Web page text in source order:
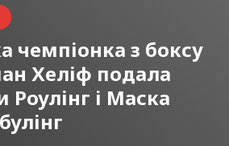
чемпіонка з боксу
Хеліф подала
Роулінг і Маска